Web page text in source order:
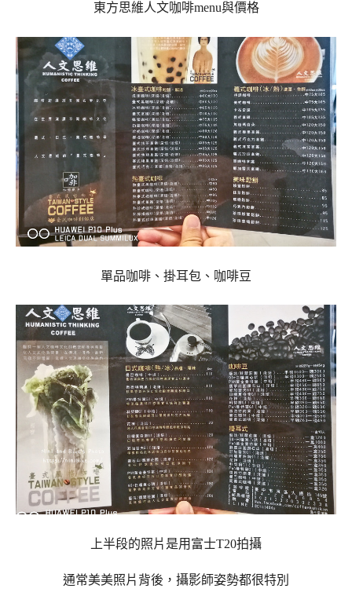
東方思維人文咖啡menu與價格
單品咖啡、掛耳包、咖啡豆
上半段的照片是用富士T20拍攝
通常美美照片背後，攝影師姿勢都很特別